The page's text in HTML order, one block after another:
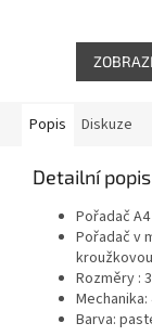
Popis Diskuze
Detailní
Pořadač
Pořadač v
Rozměry :
Barva: